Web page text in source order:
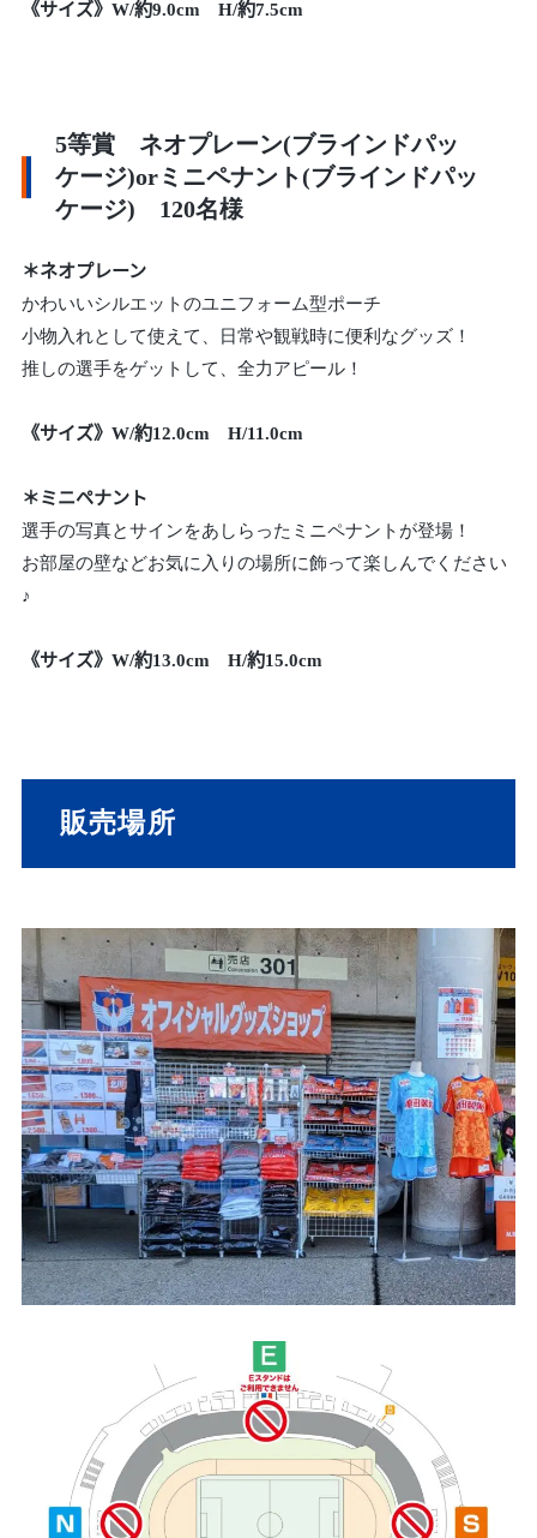
《サイズ》W/約9.0cm H/約7.5cm
5等賞 ネオプレーン(ブラインドパッ
ケージ)orミニペナント(ブラインドパッ
ケージ) 120名様
＊ネオプレーン
かわいいシルエットのユニフォーム型ポーチ
小物入れとして使えて、日常や観戦時に便利なグッズ！
推しの選手をゲットして、全力アピール！
《サイズ》W/約12.0cm H/11.0cm
＊ミニペナント
選手の写真とサインをあしらったミニペナントが登場！
お部屋の壁などお気に入りの場所に飾って楽しんでください
♪
《サイズ》W/約13.0cm H/約15.0cm
販売場所